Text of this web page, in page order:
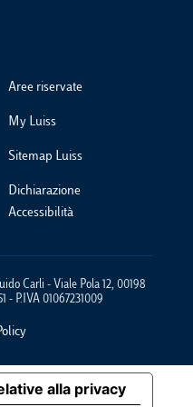
Aree riservate
My Luiss
Sitemap Luiss
Dichiarazione
Accessibilità
Carli - Viale Pola 12, 00198
- P.IVA 01067231009
alla privacy